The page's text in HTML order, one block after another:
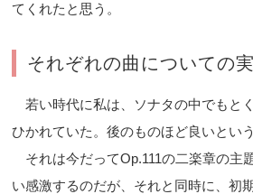
てくれたと思う。
それぞれの曲についての
若い時代に私は、ソナタの中でもと
ひかれていた。後のものほど良いとい
それは今だってOp.111の二楽章の主
い感激するのだが、それと同時に、初